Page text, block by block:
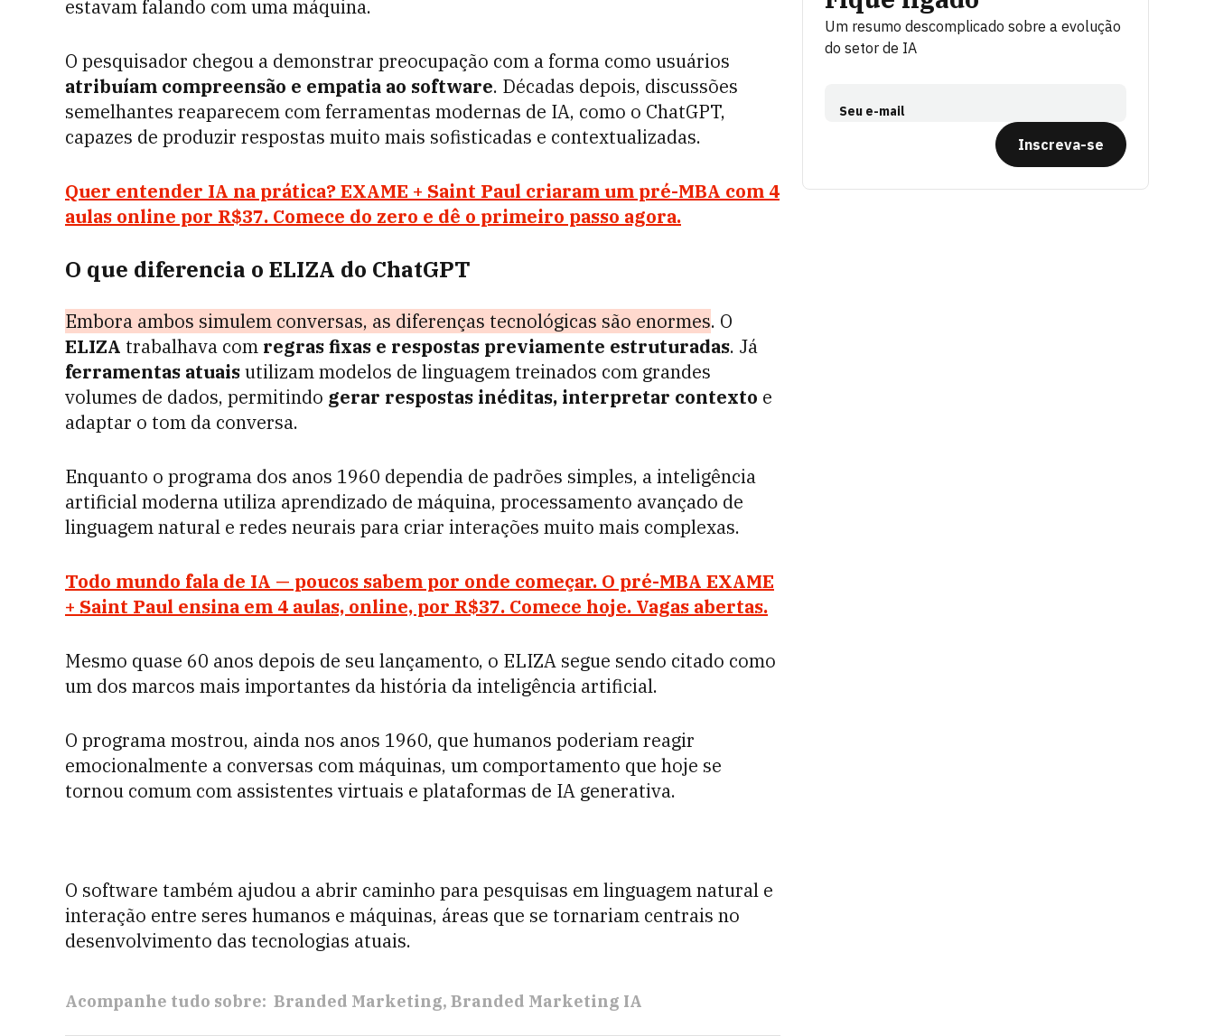
estavam falando com uma máquina.
O pesquisador chegou a demonstrar preocupação com a forma como usuários
atribuíam compreensão e empatia ao software. Décadas depois, discussões
semelhantes reaparecem com ferramentas modernas de IA, como o ChatGPT,
capazes de produzir respostas muito mais sofisticadas e contextualizadas.
Quer entender IA na prática? EXAME + Saint Paul criaram um pré-MBA com 4
aulas online por R$37. Comece do zero e dê o primeiro passo agora.
O que diferencia o ELIZA do ChatGPT
Embora ambos simulem conversas, as diferenças tecnológicas são enormes. O
ELIZA trabalhava com regras fixas e respostas previamente estruturadas. Já
ferramentas atuaisutilizam modelos de linguagem treinados com grandes
volumes de dados, permitindo gerar respostas inéditas, interpretar contexto e
adaptar o tom da conversa.
Enquanto o programa dos anos 1960 dependia de padrões simples, a inteligência
artificial moderna utiliza aprendizado de máquina, processamento avançado de
linguagem natural e redes neurais para criar interações muito mais complexas.
Todo mundo fala de IA — poucos sabem por onde começar. O pré-MBA EXAME
+ Saint Paul ensina em 4 aulas, online, por R$37. Comece hoje. Vagas abertas.
Mesmo quase 60 anos depois de seu lançamento, o ELIZA segue sendo citado como
um dos marcos mais importantes da história da inteligência artificial.
O programa mostrou, ainda nos anos 1960, que humanos poderiam reagir
emocionalmente a conversas com máquinas, um comportamento que hoje se
tornou comum com assistentes virtuais e plataformas de IA generativa.
O software também ajudou a abrir caminho para pesquisas em linguagem natural e
interação entre seres humanos e máquinas, áreas que se tornariam centrais no
desenvolvimento das tecnologias atuais.
Acompanhe tudo sobre: Branded Marketing Branded Marketing IA
Um resumo descomplicado sobre a evolução
do setor de IA
Seu e-mail
Inscreva-se